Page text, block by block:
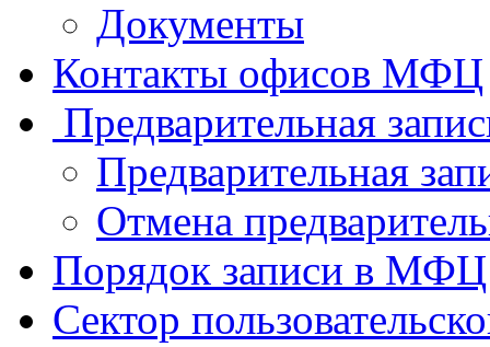
Документы
Контакты офисов МФЦ
Предварительная
Предварительная
Отмена
Порядок записи в МФЦ
Сектор